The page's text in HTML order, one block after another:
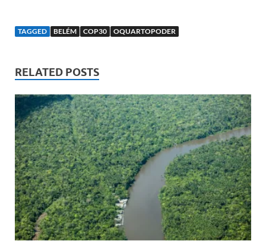
TAGGED BELÉM COP30 OQUARTOPODER
RELATED POSTS